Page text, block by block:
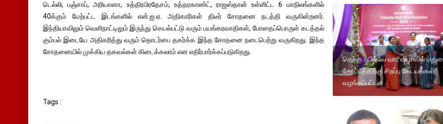
டெல்லி, பஞ்சாப், அரியானா, உத்திரபிரதேசம், உத்தரகாண்ட், ராஜஸ்தான் உள்ளிட்ட 6 மாநிலங்களில்
40க்கும் மேற்பட்ட இடங்களில் என்.ஐ.ஏ. அதிகாரிகள் திடீர் சோதனை நடத்தி வருகின்றனர்.
இந்தியாவிலும் வெளிநாட்டிலும் இருந்து செயல்பட்டு வரும் பயங்கரவாதிகள், போதைப்பொருள் கடத்தல்
கும்பல் இடையே அதிகரித்து வரும் தொடர்பை தகர்க்க இந்த சோதனை நடைபெற்று வருகிறது. இந்த
சோதனையில் முக்கிய தகவல்கள் கிடைக்கலாம் என எதிர்பார்க்கப்படுகிறது.
Tags :
தெற்கு ரயில்வே வார விழாவில்
கோட்டத்திற்கு சிறப்பு கேடயங்கள்
வழங்கப்பட்டன